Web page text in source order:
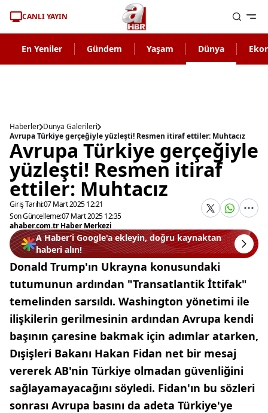
CANLI YAYIN
En Yeniler Gündem Yaşam Dünya
Haberler Dünya Galerileri
Avrupa Türkiye gerçeğiyle yüzleşti! Resmen itiraf ettiler: Muhtacız
Avrupa Türkiye gerçeğiyle
yüzleşti! Resmen itiraf
ettiler: Muhtacız
Giriş Tarihi:07 Mart 2025 12:21
Son Güncelleme:07 Mart 2025 12:35
ahaber.com.tr Haber Merkezi
A Haber’i Google'a ekleyin, doğru kaynaktan
haberi alın!
Donald Trump'ın Ukrayna konusundaki
tutumunun ardından "Transatlantik İttifak"
temelinden sarsıldı. Washington yönetimi ile
ilişkilerin gerilmesinin ardından Avrupa kendi
başının çaresine bakmak için adımlar atarken,
Dışişleri Bakanı Hakan Fidan net bir mesaj
vererek AB'nin Türkiye olmadan güvenliğini
sağlayamayacağını söyledi. Fidan'ın bu sözleri
sonrası Avrupa basını da adeta Türkiye'ye